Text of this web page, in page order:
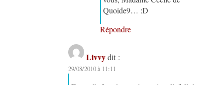
Quoide9… :D
Répondre
Livvy dit :
29/08/2010 à 11:11